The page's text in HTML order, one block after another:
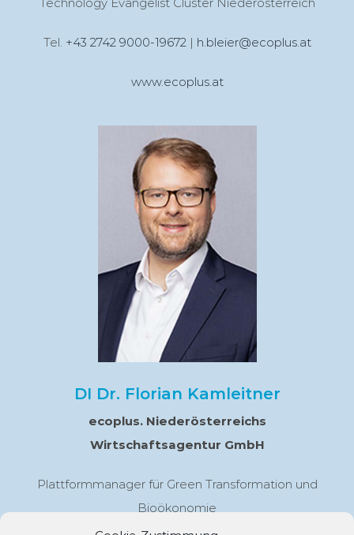
Tel. +43 2742 9000-19672| h.bleier@ecoplus.at
www.ecoplus.at
DI Dr. Florian Kamleitner
ecoplus. Niederösterreichs
Wirtschaftsagentur GmbH
Plattformmanager für Green Transformation und
Bioökonomie